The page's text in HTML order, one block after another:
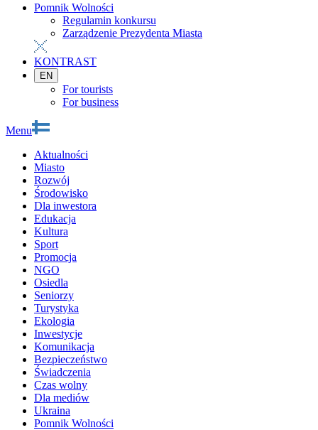
Pomnik Wolności
Regulamin konkursu
Zarządzenie Prezydenta Miasta
KONTRAST
EN
For tourists
For business
Menu
Aktualności
Miasto
Rozwój
Środowisko
Dla inwestora
Edukacja
Kultura
Sport
Promocja
NGO
Osiedla
Seniorzy
Turystyka
Ekologia
Inwestycje
Komunikacja
Bezpieczeństwo
Świadczenia
Czas wolny
Dla mediów
Ukraina
Pomnik Wolności